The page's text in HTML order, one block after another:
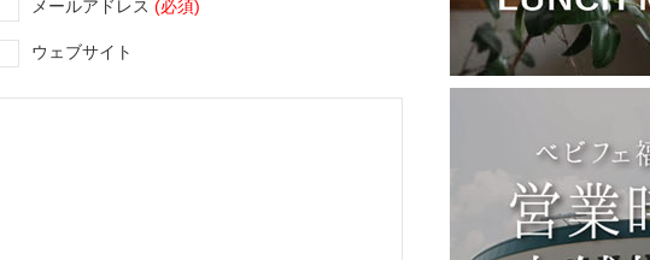
メールアドレス (必須)
ウェブサイト